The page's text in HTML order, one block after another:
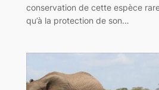
conservation de cette espèce
qu’à la protection de son…